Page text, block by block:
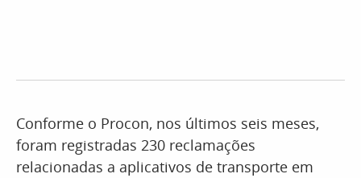
Conforme o Procon, nos últimos seis meses,
foram registradas 230 reclamações
relacionadas a aplicativos de transporte em